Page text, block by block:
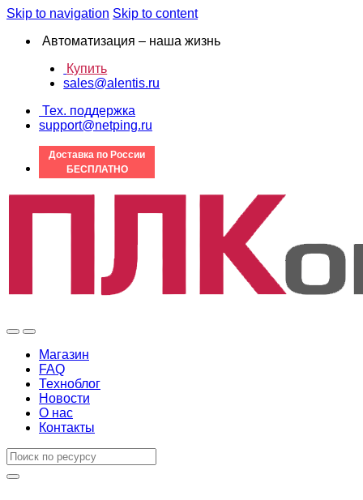
Skip to navigation Skip to content
Автоматизация – наша жизнь
Купить
sales@alentis.ru
Тех. поддержка
support@netping.ru
Доставка по России
БЕСПЛАТНО
Магазин
FAQ
Техноблог
Новости
О нас
Контакты